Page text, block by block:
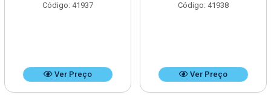
Código: 41937
Ver Preço
Código: 41938
Ver Preço